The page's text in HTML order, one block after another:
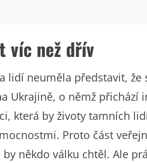
víc než dřív
lidí neuměla představit, že
Ukrajině, o němž přichází
která by životy tamních
Proto část
někdo válku chtěl. Ale